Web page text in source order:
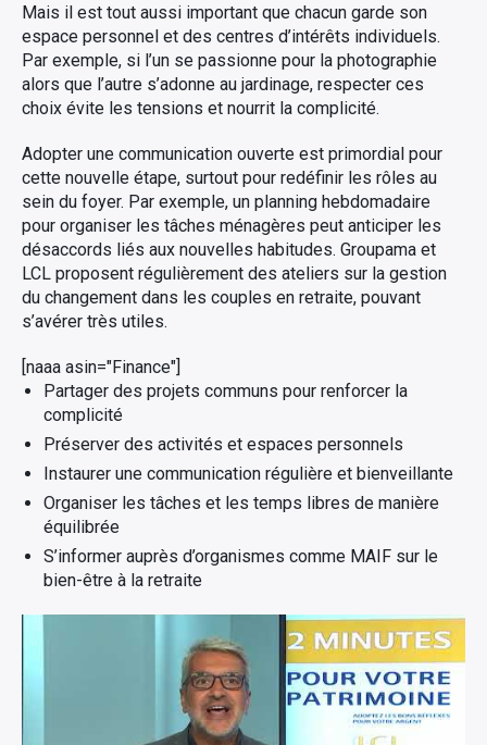
Mais il est tout aussi important que chacun garde son
espace personnel et des centres d’intérêts individuels.
Par exemple, si l’un se passionne pour la photographie
alors que l’autre s’adonne au jardinage, respecter ces
choix évite les tensions et nourrit la complicité.
Adopter une communication ouverte est primordial pour
cette nouvelle étape, surtout pour redéfinir les rôles au
sein du foyer. Par exemple, un planning hebdomadaire
pour organiser les tâches ménagères peut anticiper les
désaccords liés aux nouvelles habitudes. Groupama et
LCL proposent régulièrement des ateliers sur la gestion
du changement dans les couples en retraite, pouvant
s’avérer très utiles.
[naaa asin="Finance"]
Partager des projets communs pour renforcer la
complicité
Préserver des activités et espaces personnels
Instaurer une communication régulière et bienveillante
Organiser les tâches et les temps libres de manière
équilibrée
S’informer auprès d’organismes comme MAIF sur le
bien-être à la retraite